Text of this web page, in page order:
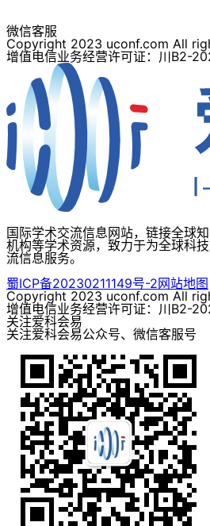
微信客服
Copyright 2023 uconf.com All
增值电信业务经营许可证：川B2-
国际学术交流信息网站，链接全球
机构等学术资源，致力于为全球科
流信息服务。
蜀ICP备20230211149号-2网站地图
Copyright 2023 uconf.com All
增值电信业务经营许可证：川B2-
关注爱科会易
关注爱科会易公众号、微信客服号